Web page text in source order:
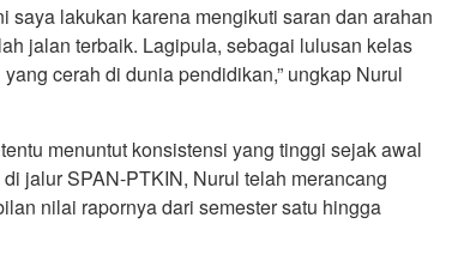
saya lakukan karena mengikuti saran dan arahan
jalan terbaik. Lagipula, sebagai lulusan kelas
cerah di dunia pendidikan,” ungkap Nurul
menuntut konsistensi yang tinggi sejak awal
jalur SPAN-PTKIN, Nurul telah merancang
nilai rapornya dari semester satu hingga